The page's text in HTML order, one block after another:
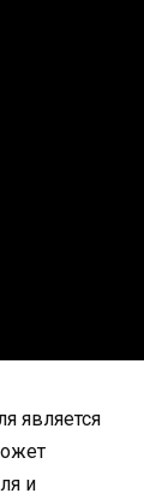
является
и